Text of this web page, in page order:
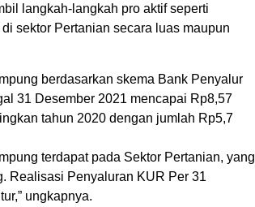
langkah-langkah pro aktif seperti
sektor Pertanian secara luas maupun
berdasarkan skema Bank Penyalur
31 Desember 2021 mencapai Rp8,57
tahun 2020 dengan jumlah Rp5,7
terdapat pada Sektor Pertanian, yang
Realisasi Penyaluran KUR Per 31
ungkapnya.